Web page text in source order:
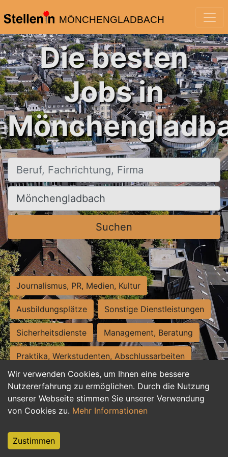
MÖNCHENGLADBACH
Wir verwenden Cookies, um Ihnen eine bessere
Nutzererfahrung zu ermöglichen. Durch die Nutzung
unserer Webseite stimmen Sie unserer Verwendung
von Cookies zu. Mehr Informationen
Zustimmen
Die besten
Jobs in
Beruf, Fachrichtung, Firma
Ort, Stadt
Suchen
Journalismus, PR, Medien, Kultur
Ausbildungsplätze Sonstige Dienstleistungen
Sicherheitsdienste Management, Beratung
Praktika, Werkstudenten, Abschlussarbeiten
Personalwesen Assistenz, Sekretariat
Hilfskräfte, Aushilfs- und Nebenjobs
Weiterbildung, Studium, duale Ausbildung